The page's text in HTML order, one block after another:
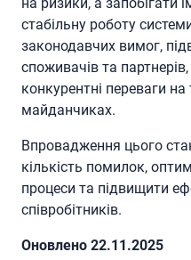
стабільну роботу
законодавчих вимог,
споживачів та
конкурентні переваги
майданчиках.
Впровадження цього
кількість помилок,
процеси та підвищити
співробітників.
Oновлено 22.11.2025